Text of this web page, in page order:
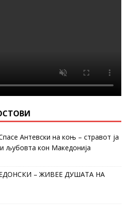
Антевски на коњ – стравот ја
љубовта кон Македонија
– ЖИВЕЕ ДУШАТА НА